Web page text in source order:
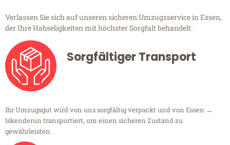
Verlassen Sie sich auf unseren sicheren Umzugsservice in Essen,
der Ihre Habseligkeiten mit höchster Sorgfalt behandelt.
Sorgfältiger Transport
Ihr Umzugsgut wird von uns sorgfältig verpackt und von Essen →
Iskenderun transportiert, um einen sicheren Zustand zu
gewährleisten.